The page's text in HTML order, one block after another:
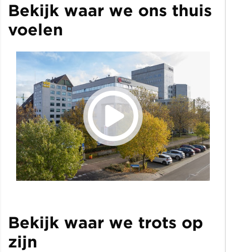
Bekijk waar we ons thuis
voelen
Bekijk waar we trots op
zijn